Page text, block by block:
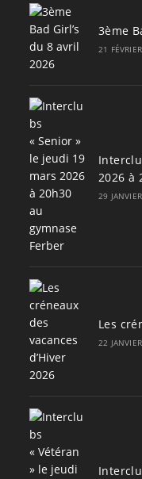
3ème
21
2026 à
29
Les
22